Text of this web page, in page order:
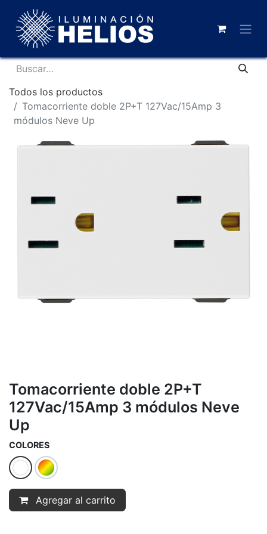
Todos los productos
Tomacorriente doble 2P+T 127Vac/15Amp 3
módulos Neve Up
Tomacorriente doble 2P+T
127Vac/15Amp 3 módulos Neve
Up
COLORES
Agregar al carrito